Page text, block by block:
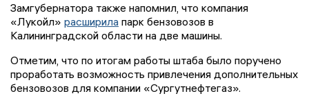
Замгубернатора также напомнил, что компания
«Лукойл» расширила парк бензовозов в
Калининградской области на две машины.
Отметим, что по итогам работы штаба было поручено
проработать возможность привлечения дополнительных
бензовозов для компании «Сургутнефтегаз».